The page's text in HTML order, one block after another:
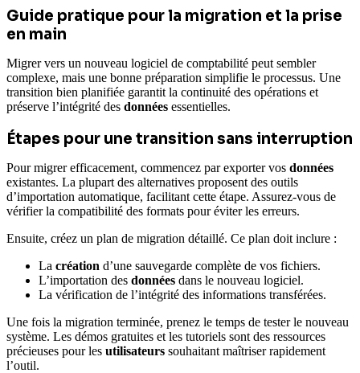
Guide pratique pour la migration et la prise
en main
Migrer vers un nouveau logiciel de comptabilité peut sembler
complexe, mais une bonne préparation simplifie le processus. Une
transition bien planifiée garantit la continuité des opérations et
préserve l’intégrité des données essentielles.
Étapes pour une transition sans interruption
Pour migrer efficacement, commencez par exporter vos données
existantes. La plupart des alternatives proposent des outils
d’importation automatique, facilitant cette étape. Assurez-vous de
vérifier la compatibilité des formats pour éviter les erreurs.
Ensuite, créez un plan de migration détaillé. Ce plan doit inclure :
La création d’une sauvegarde complète de vos fichiers.
L’importation des données dans le nouveau logiciel.
La vérification de l’intégrité des informations transférées.
Une fois la migration terminée, prenez le temps de tester le nouveau
système. Les démos gratuites et les tutoriels sont des ressources
précieuses pour les utilisateurs souhaitant maîtriser rapidement
l’outil.